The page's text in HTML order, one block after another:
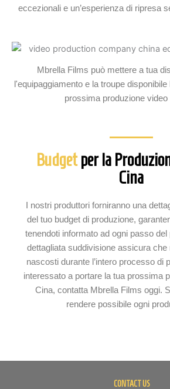
eccezionali e un’esperienza di ripresa
Mbrella Films può mettere a tua
l'equipaggiamento e la troupe
prossima produzione video
Budgetper la
Cina
I nostri produttori forniranno una
del tuo budget di produzione,
tenendoti informato ad ogni passo
dettagliata suddivisione assicura
nascosti durante l’intero processo di
interessato a portare la tua prossima
Cina, contatta Mbrella Films oggi.
rendere possibile ogni
CONTACT US